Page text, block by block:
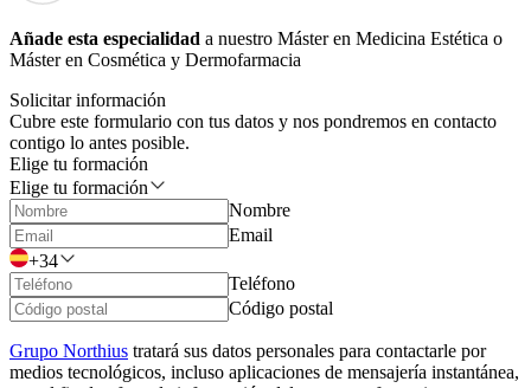
Añade esta especialidad a nuestro Máster en Medicina Estética o
Máster en Cosmética y Dermofarmacia
Solicitar información
Cubre este formulario con tus datos y nos pondremos en contacto
contigo lo antes posible.
Elige tu formación
Elige tu formación
Nombre
Email
+34
Teléfono
Código postal
Grupo Northius tratará sus datos personales para contactarle por
medios tecnológicos, incluso aplicaciones de mensajería instantánea,